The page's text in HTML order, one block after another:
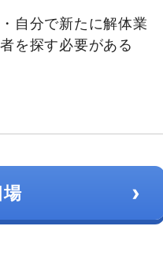
・自分で新たに解体業
者を探す必要がある
›